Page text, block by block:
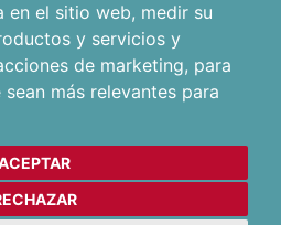
en el sitio web, medir su
y servicios y
de marketing, para
más relevantes para